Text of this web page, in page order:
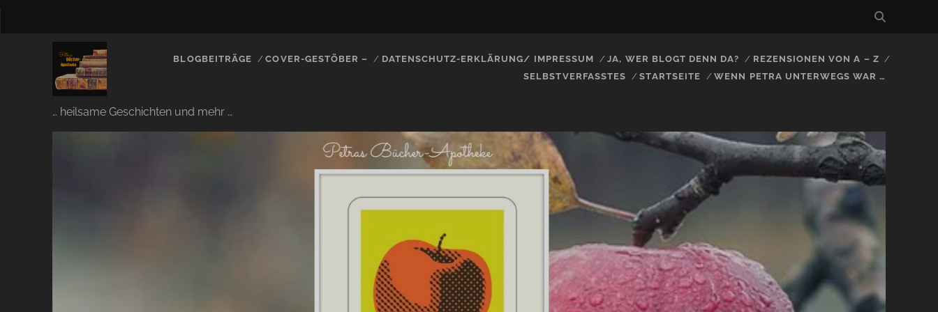
… heilsame Geschichten und mehr …
BLOGBEITRÄGE COVER-GESTÖBER – DATENSCHUTZ-ERKLÄRUNG/ IMPRESSUM JA, WER BLOGT DENN DA?
REZENSIONEN VON A – Z
SELBSTVERFASSTES
STARTSEITE WENN PETRA UNTERWEGS WAR …